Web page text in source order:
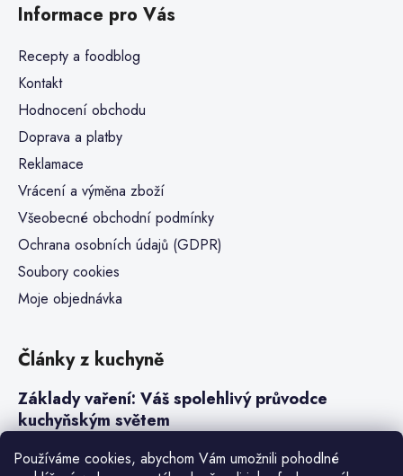
Používáme cookies, abychom Vám umožnili pohodlné
Informace pro Vás
Recepty a foodblog
Kontakt
Hodnocení obchodu
Doprava a platby
Reklamace
Vrácení a výměna zboží
Všeobecné obchodní podmínky
Ochrana osobních údajů (GDPR)
Soubory cookies
Moje objednávka
Články z kuchyně
Základy vaření: Váš spolehlivý průvodce
kuchyňským světem
Steaky a sous-vide vaření